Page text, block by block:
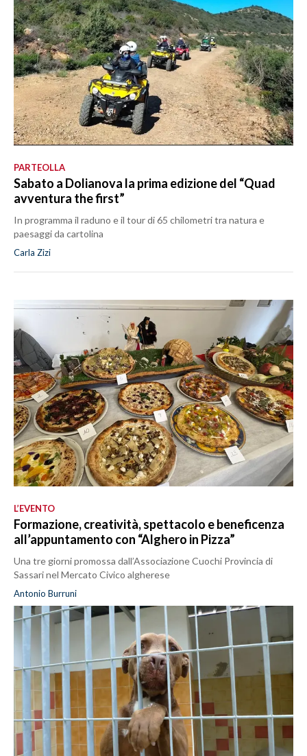
PARTEOLLA
Sabato a Dolianova la prima edizione del “Quad
avventura the first”
In programma il raduno e il tour di 65 chilometri tra natura e
paesaggi da cartolina
Carla Zizi
L’EVENTO
Formazione, creatività, spettacolo e beneficenza
all’appuntamento con “Alghero in Pizza”
Una tre giorni promossa dall’Associazione Cuochi Provincia di
Sassari nel Mercato Civico algherese
Antonio Burruni